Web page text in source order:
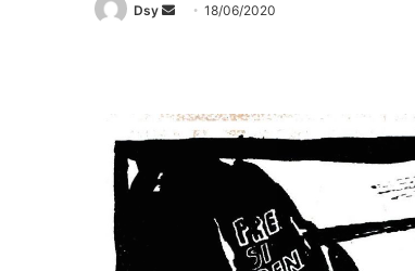
Dsy
Send18/06/2020